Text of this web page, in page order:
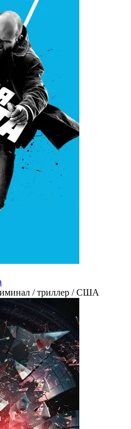
/ триллер / США